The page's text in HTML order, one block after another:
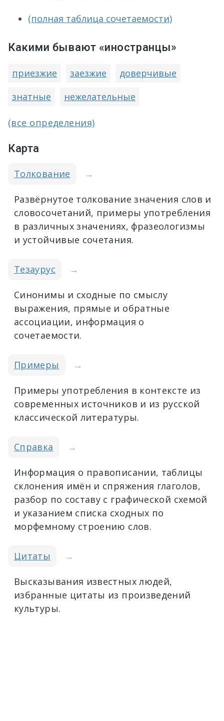
(полная таблица сочетаемости)
Какими бывают «иностранцы»
приезжие заезжие
доверчивые
знатные
нежелательные
(все определения)
Карта
Толкование →
Развёрнутое толкование значения слов и
словосочетаний, примеры употребления
в различных значениях, фразеологизмы
и устойчивые сочетания.
Тезаурус →
Синонимы и сходные по смыслу
выражения, прямые и обратные
ассоциации, информация о
сочетаемости.
Примеры →
Примеры употребления в контексте из
современных источников и из русской
классической литературы.
Справка →
Информация о правописании, таблицы
склонения имён и спряжения глаголов,
разбор по составу с графической схемой
и указанием списка сходных по
морфемному строению слов.
Цитаты →
Высказывания известных людей,
избранные цитаты из произведений
культуры.